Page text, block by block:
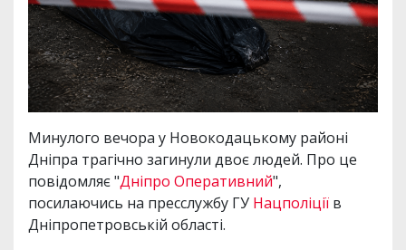
Минулого вечора у Новокодацькому районі
Дніпра трагічно загинули двоє людей. Про це
повідомляє "Дніпро Оперативний",
посилаючись на пресслужбу ГУ Нацполіції в
Дніпропетровській області.